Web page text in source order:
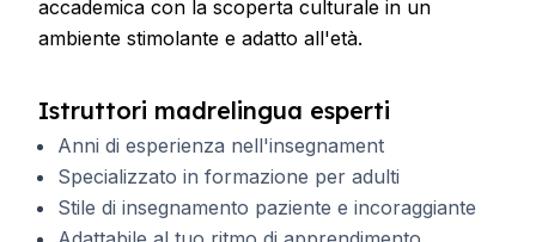
accademica con la scoperta culturale in un
ambiente stimolante e adatto all'età.
Istruttori madrelingua esperti
Anni di esperienza nell'insegnament
Specializzato in formazione per adulti
Stile di insegnamento paziente e incoraggiante